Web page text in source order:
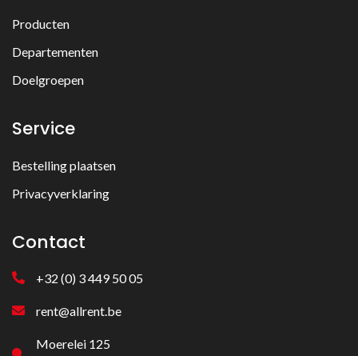
Producten
Departementen
Doelgroepen
Service
Bestelling plaatsen
Privacyverklaring
Contact
+32 (0) 3 449 50 05
rent@allrent.be
Moerelei 125